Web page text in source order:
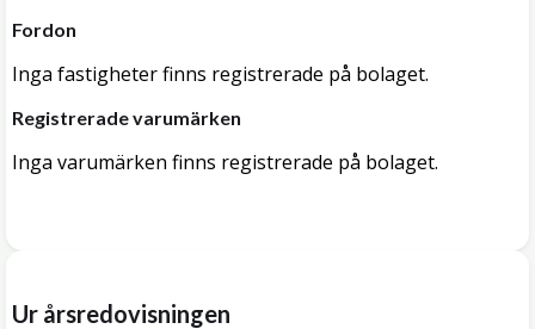
Fordon
Inga fastigheter finns registrerade på bolaget.
Registrerade varumärken
Inga varumärken finns registrerade på bolaget.
Ur årsredovisningen